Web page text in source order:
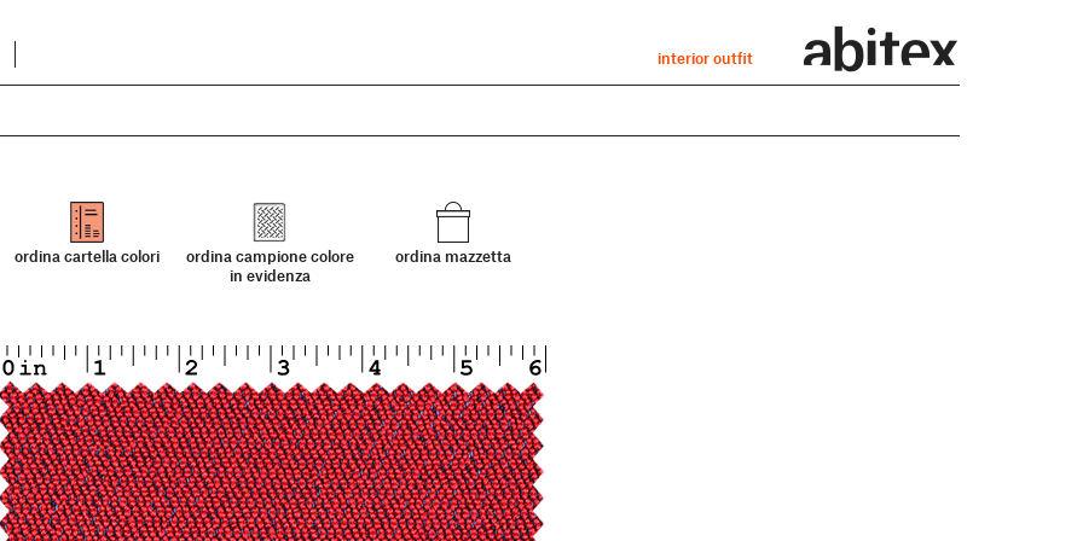
interior outfit
ordina cartella colori
ordina campione colore
in evidenza
ordina mazzetta